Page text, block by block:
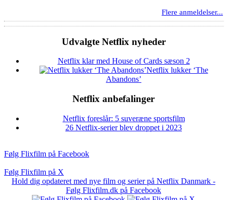
Flere anmeldelser...
Udvalgte Netflix nyheder
Netflix klar med House of Cards sæson 2
Netflix lukker ‘The
Abandons’
Netflix anbefalinger
Netflix foreslår: 5 suveræne sportsfilm
26 Netflix-serier blev droppet i 2023
Følg Flixfilm på Facebook
Følg Flixfilm på X
Hold dig opdateret med nye film og serier på Netflix Danmark -
Følg Flixfilm.dk på Facebook